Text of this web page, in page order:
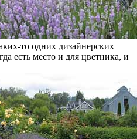
то одних дизайнерских
есть место и для цветника, и